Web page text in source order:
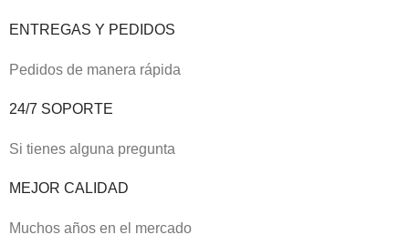
ENTREGAS Y PEDIDOS
Pedidos de manera rápida
24/7 SOPORTE
Si tienes alguna pregunta
MEJOR CALIDAD
Muchos años en el mercado